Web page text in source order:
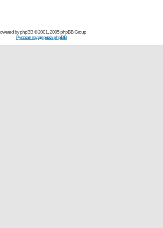
byphpBB© 2001, 2005 phpBB Group
Русская поддержка phpBB